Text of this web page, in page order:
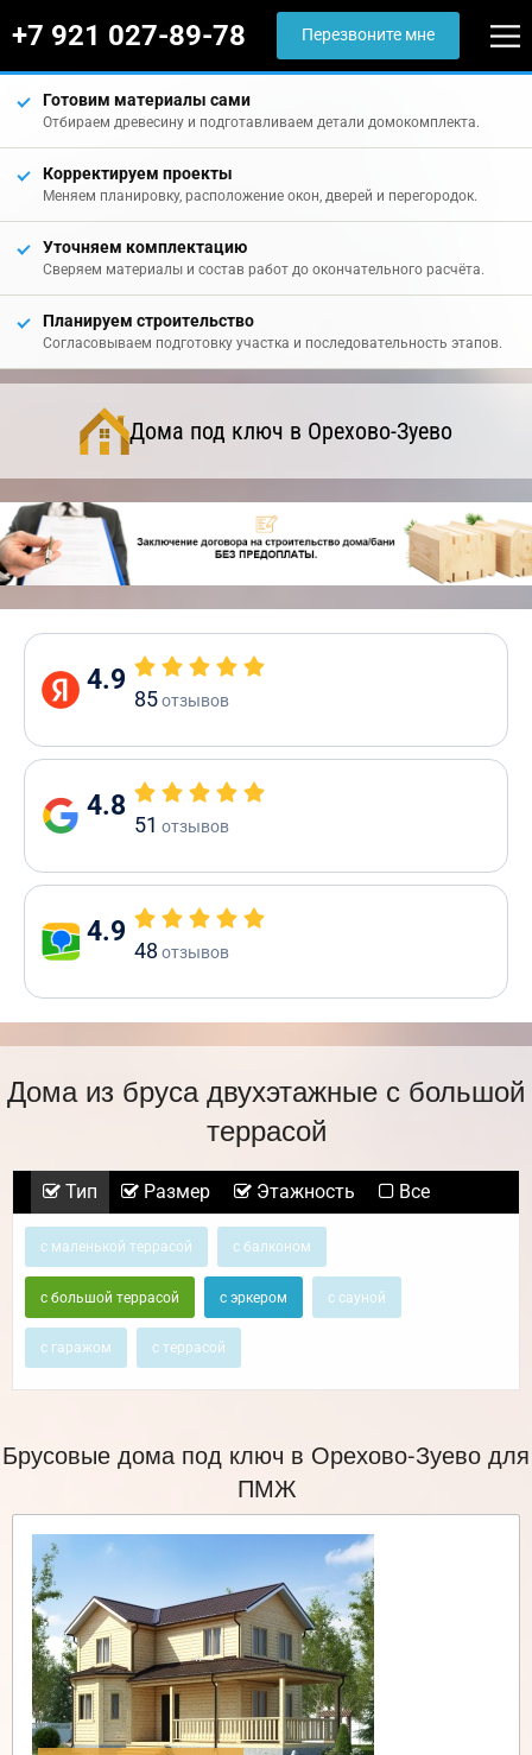
+7 921 027-89-78 Перезвоните мне
Готовим материалы сами
Отбираем древесину и подготавливаем детали домокомплекта.
Корректируем проекты
Меняем планировку, расположение окон, дверей и перегородок.
Уточняем комплектацию
Сверяем материалы и состав работ до окончательного расчёта.
Планируем строительство
Согласовываем подготовку участка и последовательность этапов.
Дома под ключ в Орехово-Зуево
4.9
85отзывов
4.8
51 отзывов
4.9
48 отзывов
Дома из бруса двухэтажные с большой
террасой
Тип Размер Этажность Все
с маленькой террасой с балконом
с большой террасой с эркером с сауной
с гаражом с террасой
Брусовые дома под ключ в Орехово-Зуево для
ПМЖ